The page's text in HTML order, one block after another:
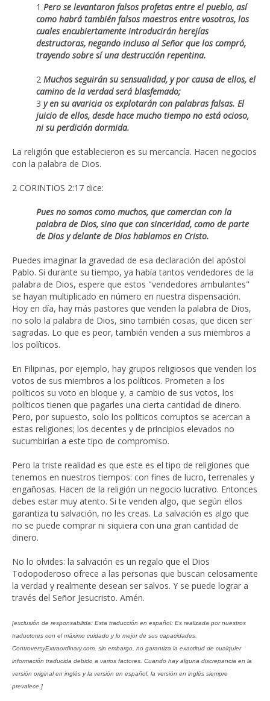
1 Pero se levantaron falsos profetas entre el pueblo, así
como habrá también falsos maestros entre vosotros, los
cuales encubiertamente introducirán herejías
destructoras, negando incluso al Señor que los compró,
trayendo sobre sí una destrucción repentina.
2 Muchos seguirán su sensualidad, y por causa de ellos, el
camino de la verdad será blasfemado;
3 y en su avaricia os explotarán con palabras falsas. El
juicio de ellos, desde hace mucho tiempo no está ocioso,
ni su perdición dormida.
La religión que establecieron es su mercancía. Hacen negocios
con la palabra de Dios.
2 CORINTIOS 2:17 dice:
Pues no somos como muchos, que comercian con la
palabra de Dios, sino que con sinceridad, como de parte
de Dios y delante de Dios hablamos en Cristo.
Puedes imaginar la gravedad de esa declaración del apóstol
Pablo. Si durante su tiempo, ya había tantos vendedores de la
palabra de Dios, espere que estos "vendedores ambulantes"
se hayan multiplicado en número en nuestra dispensación.
Hoy en día, hay más pastores que venden la palabra de Dios,
no solo la palabra de Dios, sino también cosas, que dicen ser
sagradas. Lo que es peor, también venden a sus miembros a
los políticos.
En Filipinas, por ejemplo, hay grupos religiosos que venden los
votos de sus miembros a los políticos. Prometen a los
políticos su voto en bloque y, a cambio de sus votos, los
políticos tienen que pagarles una cierta cantidad de dinero.
Pero, por supuesto, solo los políticos corruptos se acercan a
estas religiones; los decentes y de principios elevados no
sucumbirían a este tipo de compromiso.
Pero la triste realidad es que este es el tipo de religiones que
tenemos en nuestros tiempos: con fines de lucro, terrenales y
engañosas. Hacen de la religión un negocio lucrativo. Entonces
debes estar muy atento. Si te venden algo, que según ellos
garantiza tu salvación, no les creas. La salvación es algo que
no se puede comprar ni siquiera con una gran cantidad de
dinero.
No lo olvides: la salvación es un regalo que el Dios
Todopoderoso ofrece a las personas que buscan celosamente
la verdad y realmente desean ser salvos. Y se puede lograr a
través del Señor Jesucristo. Amén.
[exclusión de responsabilida: Esta traducción en español: Es realizada por nuestros
traductores con el máximo cuidado y lo mejor de sus capacidades.
ControversyExtraordinary.com, sin embargo, no garantiza la exactitud de cualquier
información traducida debido a varios factores. Cuando hay alguna discrepancia en la
versión original en inglés y la versión en español, la versión en inglés siempre
prevalece.]